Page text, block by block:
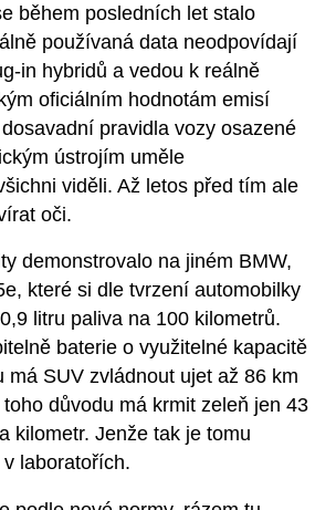
během posledních let stalo
používaná data neodpovídají
in hybridů a vedou k reálně
oficiálním hodnotám emisí
pravidla vozy osazené
ústrojím uměle
viděli. Až letos před tím ale
oči.
demonstrovalo na jiném BMW,
které si dle tvrzení automobilky
litru paliva na 100 kilometrů.
baterie o využitelné kapacitě
má SUV zvládnout ujet až 86 km
důvodu má krmit zeleň jen 43
kilometr. Jenže tak je tomu
laboratořích.